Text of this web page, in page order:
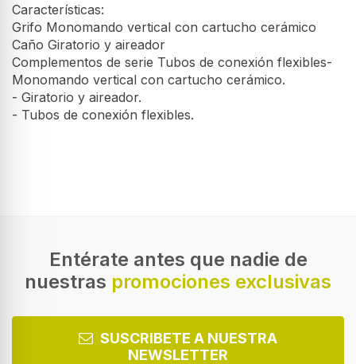
Características:
Grifo Monomando vertical con cartucho cerámico
Caño Giratorio y aireador
Complementos de serie Tubos de conexión flexibles-
Monomando vertical con cartucho cerámico.
- Giratorio y aireador.
- Tubos de conexión flexibles.
Entérate antes que nadie de
nuestras promociones exclusivas
SUSCRIBETE A NUESTRA
NEWSLETTER